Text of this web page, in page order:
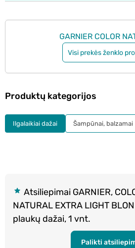
GARNIER COLOR
Visi prekės ženklo
Atsiliepimai GARNIER,
NATURAL EXTRA LIGHT
plaukų dažai, 1 vnt.
Palikti
Produktų kategorijos
Ilgalaikiai dažai Šampūnai, balzamai